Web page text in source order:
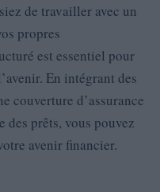
de travailler avec un
propres
est essentiel pour
En intégrant des
couverture d’assurance
des prêts, vous pouvez
avenir financier.